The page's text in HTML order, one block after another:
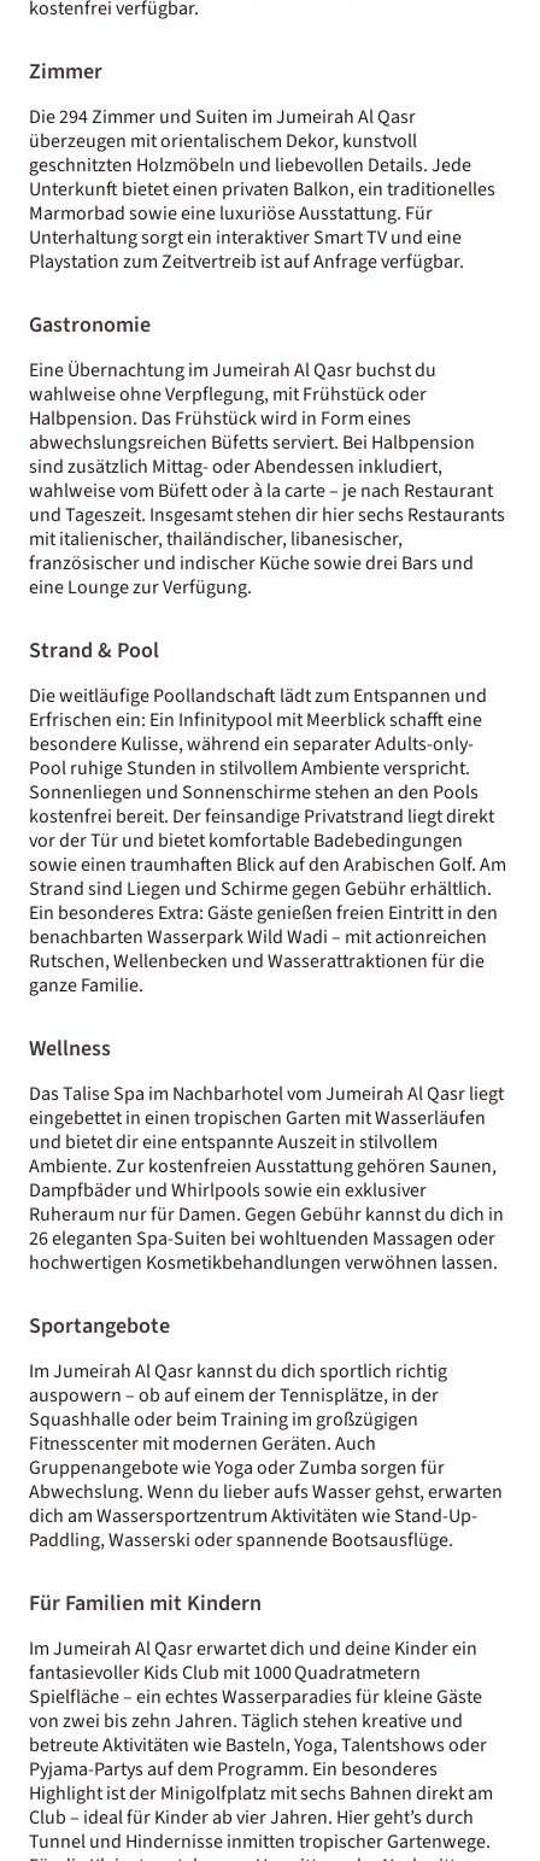
kostenfrei verfügbar.
Zimmer
Die 294 Zimmer und Suiten im Jumeirah Al Qasr
überzeugen mit orientalischem Dekor, kunstvoll
geschnitzten Holzmöbeln und liebevollen Details. Jede
Unterkunft bietet einen privaten Balkon, ein traditionelles
Marmorbad sowie eine luxuriöse Ausstattung. Für
Unterhaltung sorgt ein interaktiver Smart TV und eine
Playstation zum Zeitvertreib ist auf Anfrage verfügbar.
Gastronomie
Eine Übernachtung im Jumeirah Al Qasr buchst du
wahlweise ohne Verpflegung, mit Frühstück oder
Halbpension. Das Frühstück wird in Form eines
abwechslungsreichen Büfetts serviert. Bei Halbpension
sind zusätzlich Mittag- oder Abendessen inkludiert,
wahlweise vom Büfett oder à la carte – je nach Restaurant
und Tageszeit. Insgesamt stehen dir hier sechs Restaurants
mit italienischer, thailändischer, libanesischer,
französischer und indischer Küche sowie drei Bars und
eine Lounge zur Verfügung.
Strand & Pool
Die weitläufige Poollandschaft lädt zum Entspannen und
Erfrischen ein: Ein Infinitypool mit Meerblick schafft eine
besondere Kulisse, während ein separater Adults-only-
Pool ruhige Stunden in stilvollem Ambiente verspricht.
Sonnenliegen und Sonnenschirme stehen an den Pools
kostenfrei bereit. Der feinsandige Privatstrand liegt direkt
vor der Tür und bietet komfortable Badebedingungen
sowie einen traumhaften Blick auf den Arabischen Golf. Am
Strand sind Liegen und Schirme gegen Gebühr erhältlich.
Ein besonderes Extra: Gäste genießen freien Eintritt in den
benachbarten Wasserpark Wild Wadi – mit actionreichen
Rutschen, Wellenbecken und Wasserattraktionen für die
ganze Familie.
Wellness
Das Talise Spa im Nachbarhotel vom Jumeirah Al Qasr liegt
eingebettet in einen tropischen Garten mit Wasserläufen
und bietet dir eine entspannte Auszeit in stilvollem
Ambiente. Zur kostenfreien Ausstattung gehören Saunen,
Dampfbäder und Whirlpools sowie ein exklusiver
Ruheraum nur für Damen. Gegen Gebühr kannst du dich in
26 eleganten Spa-Suiten bei wohltuenden Massagen oder
hochwertigen Kosmetikbehandlungen verwöhnen lassen.
Sportangebote
Im Jumeirah Al Qasr kannst du dich sportlich richtig
auspowern – ob auf einem der Tennisplätze, in der
Squashhalle oder beim Training im großzügigen
Fitnesscenter mit modernen Geräten. Auch
Gruppenangebote wie Yoga oder Zumba sorgen für
Abwechslung. Wenn du lieber aufs Wasser gehst, erwarten
dich am Wassersportzentrum Aktivitäten wie Stand-Up-
Paddling, Wasserski oder spannende Bootsausflüge.
Für Familien mit Kindern
Im Jumeirah Al Qasr erwartet dich und deine Kinder ein
fantasievoller Kids Club mit 1000 Quadratmetern
Spielfläche – ein echtes Wasserparadies für kleine Gäste
von zwei bis zehn Jahren. Täglich stehen kreative und
betreute Aktivitäten wie Basteln, Yoga, Talentshows oder
Pyjama-Partys auf dem Programm. Ein besonderes
Highlight ist der Minigolfplatz mit sechs Bahnen direkt am
Club – ideal für Kinder ab vier Jahren. Hier geht’s durch
Tunnel und Hindernisse inmitten tropischer Gartenwege.